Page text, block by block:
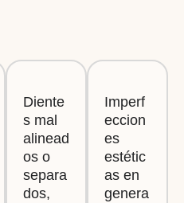
Diente
s mal
alinead
os o
separa
dos,
Imperf
eccion
es
estétic
as en
genera